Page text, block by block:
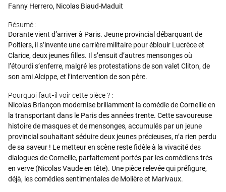
Fanny Herrero, Nicolas Biaud-Maduit
Résumé :
Dorante vient d’arriver à Paris. Jeune provincial débarquant de
Poitiers, il s’invente une carrière militaire pour éblouir Lucrèce et
Clarice, deux jeunes filles. Il s’ensuit d’autres mensonges où
l’étourdi s’enferre, malgré les protestations de son valet Cliton, de
son ami Alcippe, et l’intervention de son père.
Pourquoi faut-il voir cette pièce ? :
Nicolas Briançon modernise brillamment la comédie de Corneille en
la transportant dans le Paris des années trente. Cette savoureuse
histoire de masques et de mensonges, accumulés par un jeune
provincial souhaitant séduire deux jeunes précieuses, n’a rien perdu
de sa saveur ! Le metteur en scène reste fidèle à la vivacité des
dialogues de Corneille, parfaitement portés par les comédiens très
en verve (Nicolas Vaude en tête). Une pièce relevée qui préfigure,
déjà, les comédies sentimentales de Molière et Marivaux.